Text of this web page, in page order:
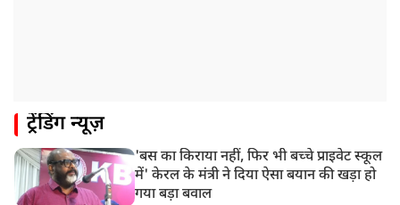
UP: लखनऊ में चलती कार में लगी आग, युवक की जिंदा जलकर
ट्रेंडिंग न्यूज़
'बस का किराया नहीं, फिर भी बच्चे प्राइवेट स्कूल
में' केरल के मंत्री ने दिया ऐसा बयान की खड़ा हो
गया बड़ा बवाल